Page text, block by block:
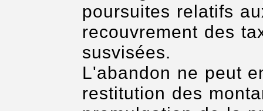
poursuites relatifs
recouvrement des
susvisées.
L'abandon ne peut
restitution des